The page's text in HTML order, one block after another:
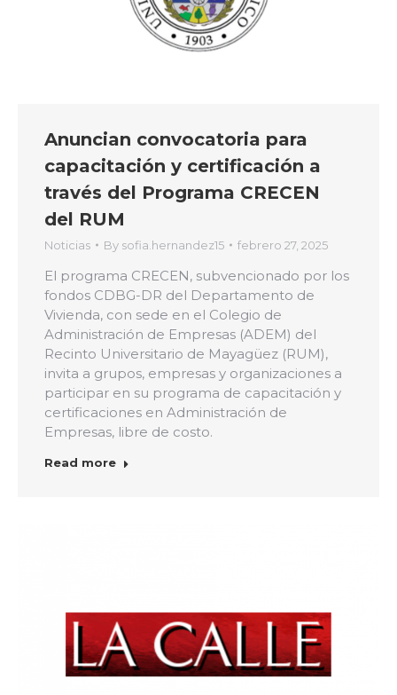
Anuncian convocatoria para
capacitación y certificación a
través del Programa CRECEN
del RUM
Noticias By sofia.hernandez15 febrero 27, 2025
El programa CRECEN, subvencionado por los
fondos CDBG-DR del Departamento de
Vivienda, con sede en el Colegio de
Administración de Empresas (ADEM) del
Recinto Universitario de Mayagüez (RUM),
invita a grupos, empresas y organizaciones a
participar en su programa de capacitación y
certificaciones en Administración de
Empresas, libre de costo.
Read more